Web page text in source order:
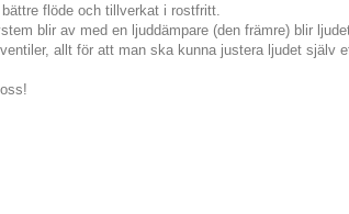
flöde och tillverkat i rostfritt.
blir av med en ljuddämpare (den främre) blir
allt för att man ska kunna justera ljudet själv